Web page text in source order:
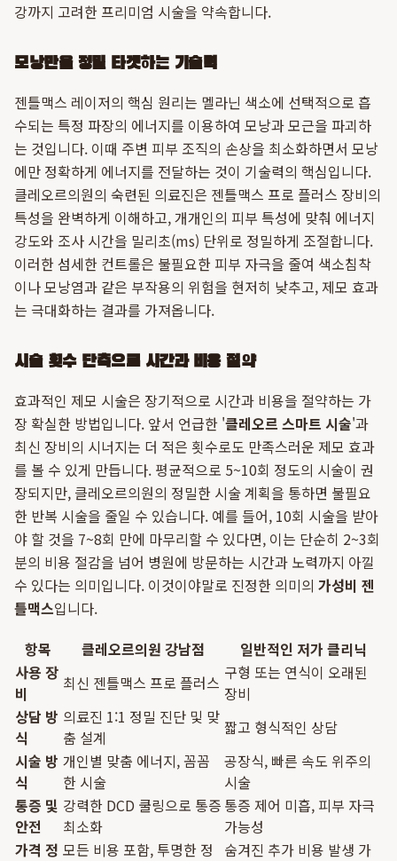
강까지 고려한 프리미엄 시술을 약속합니다.
모낭만을 정밀 타겟하는 기술력
젠틀맥스 레이저의 핵심 원리는 멜라닌 색소에 선택적으로 흡
수되는 특정 파장의 에너지를 이용하여 모낭과 모근을 파괴하
는 것입니다. 이때 주변 피부 조직의 손상을 최소화하면서 모낭
에만 정확하게 에너지를 전달하는 것이 기술력의 핵심입니다.
클레오르의원의 숙련된 의료진은 젠틀맥스 프로 플러스 장비의
특성을 완벽하게 이해하고, 개개인의 피부 특성에 맞춰 에너지
강도와 조사 시간을 밀리초(ms) 단위로 정밀하게 조절합니다.
이러한 섬세한 컨트롤은 불필요한 피부 자극을 줄여 색소침착
이나 모낭염과 같은 부작용의 위험을 현저히 낮추고, 제모 효과
는 극대화하는 결과를 가져옵니다.
시술 횟수 단축으로 시간과 비용 절약
효과적인 제모 시술은 장기적으로 시간과 비용을 절약하는 가
장 확실한 방법입니다. 앞서 언급한 '클레오르 스마트 시술'과
최신 장비의 시너지는 더 적은 횟수로도 만족스러운 제모 효과
를 볼 수 있게 만듭니다. 평균적으로 5~10회 정도의 시술이 권
장되지만, 클레오르의원의 정밀한 시술 계획을 통하면 불필요
한 반복 시술을 줄일 수 있습니다. 예를 들어, 10회 시술을 받아
야 할 것을 7~8회 만에 마무리할 수 있다면, 이는 단순히 2~3회
분의 비용 절감을 넘어 병원에 방문하는 시간과 노력까지 아낄
수 있다는 의미입니다. 이것이야말로 진정한 의미의 가성비 젠
틀맥스입니다.
항목
클레오르의원 강남점
일반적인 저가 클리닉
사용 장
비
최신 젠틀맥스 프로 플러스 구형 또는 연식이 오래된
장비
상담 방
식
의료진 1:1 정밀 진단 및 맞
춤 설계
짧고 형식적인 상담
시술 방
식
개인별 맞춤 에너지, 꼼꼼
한 시술
공장식, 빠른 속도 위주의
시술
통증 및
안전
강력한 DCD 쿨링으로 통증
최소화
통증 제어 미흡, 피부 자극
가능성
가격 정 모든 비용 포함, 투명한 정
숨겨진 추가 비용 발생 가